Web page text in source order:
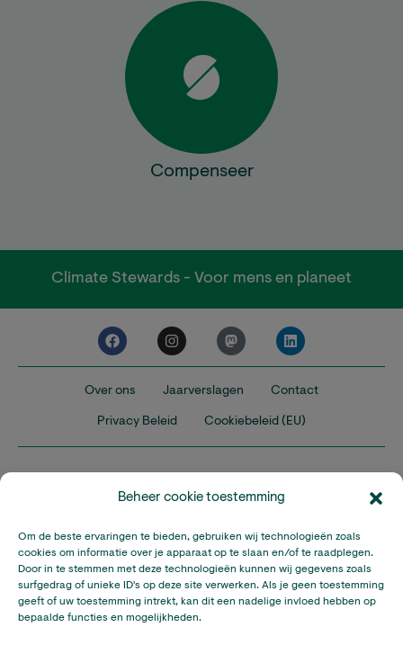
Beheer cookie toestemming
Om de beste ervaringen te bieden, gebruiken wij technologieën zoals
cookies om informatie over je apparaat op te slaan en/of te raadplegen.
Door in te stemmen met deze technologieën kunnen wij gegevens zoals
surfgedrag of unieke ID's op deze site verwerken. Als je geen toestemming
geeft of uw toestemming intrekt, kan dit een nadelige invloed hebben op
bepaalde functies en mogelijkheden.
Compenseer
Climate Stewards - Voor mens en planeet
Over ons Jaarverslagen Contact
Privacy Beleid Cookiebeleid (EU)
Nederland Verenigd Koninkrijk Verenigde Staten
Climate Stewards is onderdeel van Stichting A Rocha Nederland,
een geregistreerd goed doel in Nederland (RSIN: 815032924).